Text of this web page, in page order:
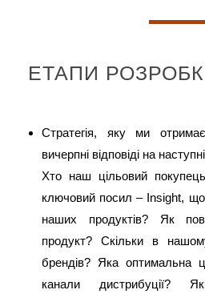
ЕТАПИ
Стратегія, яку ми
вичерпні відповіді на
Хто наш цільовий
ключовий посил – Insight,
наших продуктів? Як
продукт? Скільки в
брендів? Яка оптимальна
канали дистрибуції?